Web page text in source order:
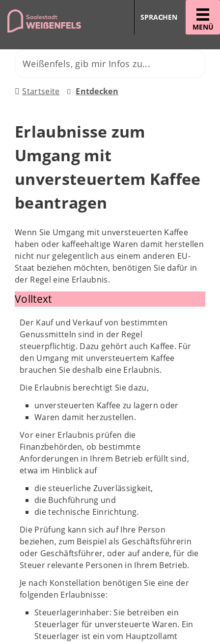
MENÜ
SPRACHEN
Startseite Entdecken
Erlaubnisse zum
Umgang mit
unversteuertem Kaffee
beantragen
Wenn Sie Umgang mit unversteuerten Kaffee
haben oder kaffeehaltige Waren damit herstellen
nicht nur gelegentlich aus einem anderen EU-
Staat beziehen möchten, benötigen Sie dafür in
der Regel eine Erlaubnis.
Volltext
Der Kauf und Verkauf von bestimmten
Genussmitteln sind in der Regel
steuerpflichtig. Dazu gehört auch Kaffee. Für
den Umgang mit unversteuertem Kaffee
brauchen Sie deshalb eine Erlaubnis.
Die Erlaubnis berechtigt Sie dazu,
unversteuerten Kaffee zu lagern oder
Waren damit herzustellen.
Vor einer Erlaubnis prüfen die
Finanzbehörden, ob bestimmte
Anforderungen in Ihrem Betrieb erfüllt sind,
etwa im Hinblick auf
die steuerliche Zuverlässigkeit,
die Buchführung und
die technische Einrichtung.
Die Prüfung kann sich auf Ihre Person
beziehen, zum Beispiel als Geschäftsführerin
oder Geschäftsführer, oder auf andere, für die
Steuer relevante Personen in Ihrem Betrieb.
Je nach Konstellation benötigen Sie eine der
folgenden Erlaubnisse:
Steuerlagerinhaber: Sie betreiben ein
Steuerlager für unversteuerte Waren. Ein
Steuerlager ist ein vom Hauptzollamt